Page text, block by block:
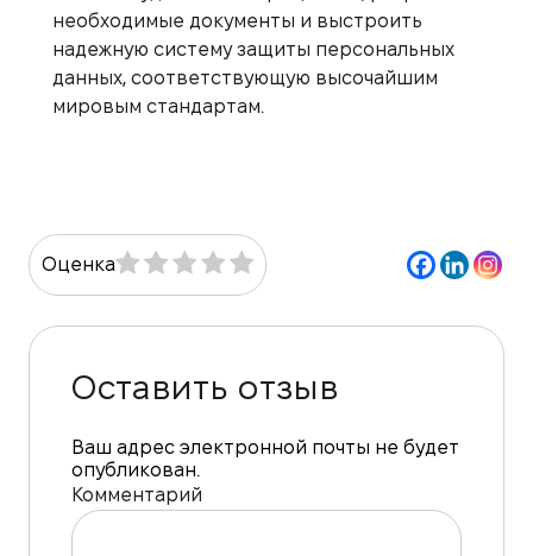
необходимые документы и выстроить
надежную систему защиты персональных
данных, соответствующую высочайшим
мировым стандартам.
Оценка
Оставить отзыв
Ваш адрес электронной почты не будет
опубликован.
Комментарий